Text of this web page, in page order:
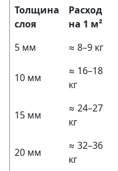
Толщина
слоя
Расход
на 1 м²
5 мм
≈ 8–9 кг
10 мм
≈ 16–18
кг
15 мм
≈ 24–27
кг
20 мм
≈ 32–36
кг